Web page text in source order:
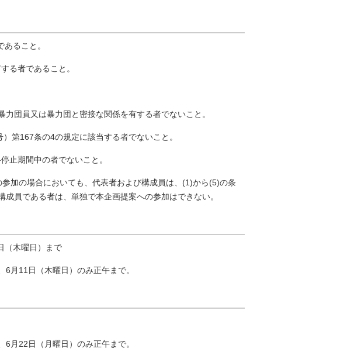
ること。
る者であること。
力団員又は暴力団と密接な関係を有する者でないこと。
第167条の4の規定に該当する者でないこと。
止期間中の者でないこと。
加の場合においても、代表者および構成員は、(1)から(5)の条
員である者は、単独で本企画提案への参加はできない。
（木曜日）まで
月11日（木曜日）のみ正午まで。
月22日（月曜日）のみ正午まで。